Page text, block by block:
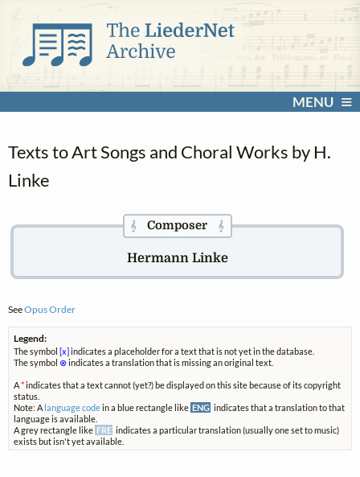
MENU
Texts to Art Songs and Choral Works by H.
Linke
𝄞Composer 𝄞
Hermann Linke
SeeOpus Order
Legend:
The symbol[x]indicates a placeholder for a text that is not yet in the database.
The symbol ⊗indicates a translation that is missing an original text.
A*indicates that a text cannot (yet?) be displayed on this site because of its copyright
status.
Note: A language codein a blue rectangle like ENG indicates that a translation to that
language is available.
A grey rectangle like FRE indicates a particular translation (usually one set to music)
exists but isn't yet available.